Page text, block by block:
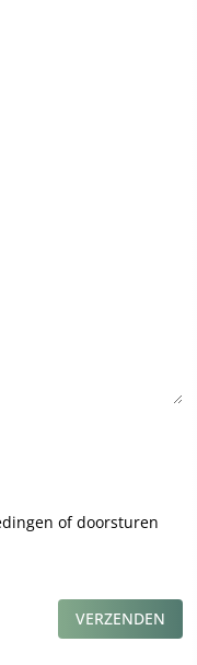
of doorsturen
VERZENDEN